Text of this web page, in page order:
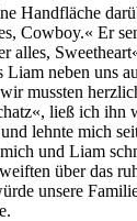
Handfläche
Cowboy.« Er
alles,
Liam neben uns
mussten
ließ ich ihn
lehnte mich
und Liam
über das
unsere